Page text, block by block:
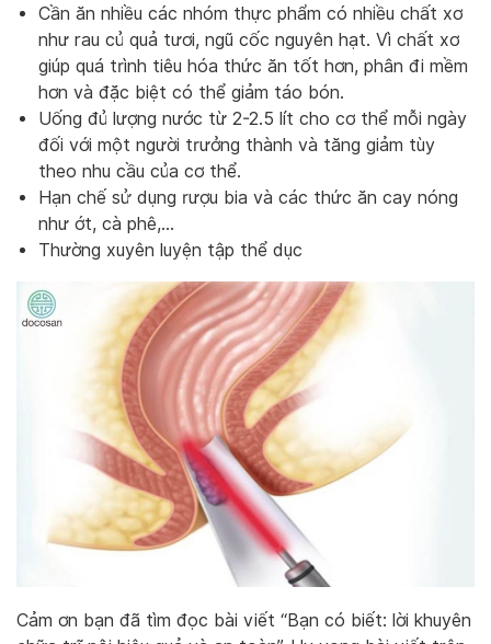
Cần ăn nhiều các nhóm thực phẩm có nhiều chất xơ
như rau củ quả tươi, ngũ cốc nguyên hạt. Vì chất xơ
giúp quá trình tiêu hóa thức ăn tốt hơn, phân đi mềm
hơn và đặc biệt có thể giảm táo bón.
Uống đủ lượng nước từ 2-2.5 lít cho cơ thể mỗi ngày
đối với một người trưởng thành và tăng giảm tùy
theo nhu cầu của cơ thể.
Hạn chế sử dụng rượu bia và các thức ăn cay nóng
như ớt, cà phê,…
Thường xuyên luyện tập thể dục
Cảm ơn bạn đã tìm đọc bài viết “Bạn có biết: lời khuyên